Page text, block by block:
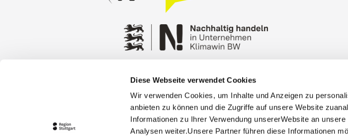
Diese Webseite verwendet Cookies
Wir verwenden Cookies, um Inhalte und Anzeigen zu
anbieten zu können und die Zugriffe auf unsere Website
Informationen zu Ihrer Verwendung unsererWebsite an
Analysen weiter.Unsere Partner führen diese Informationen
Stuttgart Convention Bureau
Privacy policy
Contact Cookies Masthead